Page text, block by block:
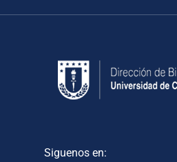
Siguenos en: